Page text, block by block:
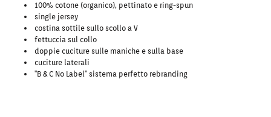
100% cotone (organico), pettinato e ring-spun
single jersey
costina sottile sullo scollo a V
fettuccia sul collo
doppie cuciture sulle maniche e sulla base
cuciture laterali
"B & C No Label" sistema perfetto rebranding